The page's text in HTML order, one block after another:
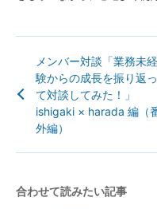
メンバー対談「業務未経
験からの成長を振り返っ
て対談してみた！」
ishigaki × harada 編（
外編）
合わせて読みたい記事